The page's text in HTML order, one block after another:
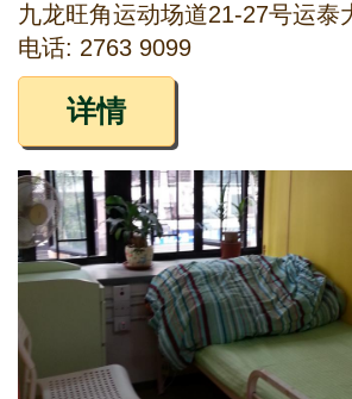
九龙旺角运动场道21-27号运泰
电话: 2763 9099
详情